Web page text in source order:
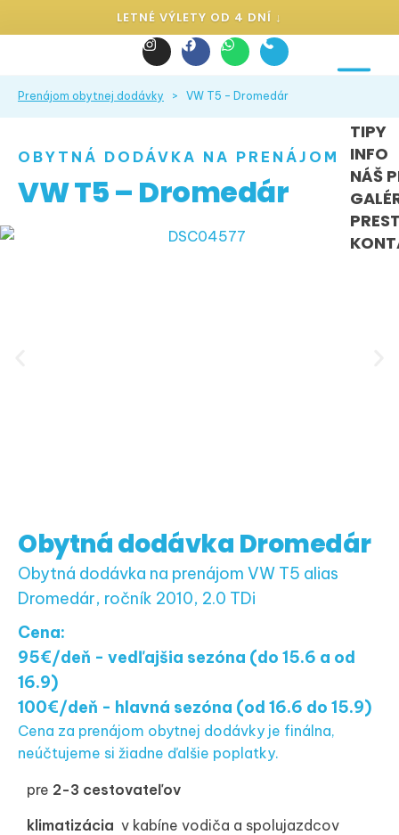
LETNÉ VÝLETY OD 4 DNÍ ↓
TIPY
INFO
NÁŠ
Prenájom obytnej dodávky > VW T5 – Dromedár
OBYTNÁ DODÁVKA NA PRENÁJOM
VW T5 – Dromedár
Obytná dodávka Dromedár
Obytná dodávka na prenájom VW T5 alias
Dromedár, ročník 2010, 2.0 TDi
Cena:
95€/deň - vedľajšia sezóna (do 15.6 a od
16.9)
100€/deň - hlavná sezóna (od 16.6 do 15.9)
Cena za prenájom obytnej dodávky je finálna,
neúčtujeme si žiadne ďalšie poplatky.
pre 2-3 cestovateľov
klimatizácia v kabíne vodiča a spolujazdcov